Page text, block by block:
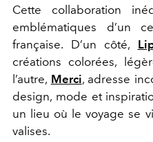
Cette collaboration
emblématiques d’un
française. D’un côté,
créations colorées,
l’autre, Merci, adresse
design, mode et
un lieu où le voyage se
valises.